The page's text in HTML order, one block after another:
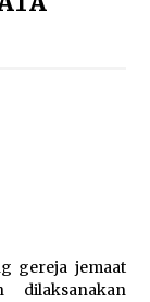
Praktis
gereja jemaat
dilaksanakan